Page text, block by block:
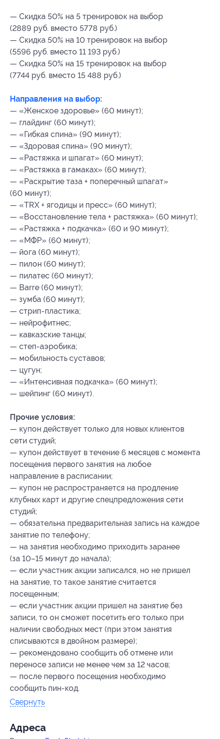
— Скидка 50% на 5 тренировок на выбор
(2889 руб. вместо 5778 руб.)
— Скидка 50% на 10 тренировок на выбор
(5596 руб. вместо 11 193 руб.)
— Скидка 50% на 15 тренировок на выбор
(7744 руб. вместо 15 488 руб.)
Направления на выбор:
— «Женское здоровье» (60 минут);
— глайдинг (60 минут);
— «Гибкая спина» (90 минут);
— «Здоровая спина» (90 минут);
— «Растяжка и шпагат» (60 минут);
— «Растяжка в гамаках» (60 минут);
— «Раскрытие таза + поперечный шпагат»
(60 минут);
— «TRX + ягодицы и пресс» (60 минут);
— «Восстановление тела + растяжка» (60 минут);
— «Растяжка + подкачка» (60 и 90 минут);
— «МФР» (60 минут);
— йога (60 минут);
— пилон (60 минут);
— пилатес (60 минут);
— Barre (60 минут);
— зумба (60 минут);
— стрип-пластика;
— нейрофитнес;
— кавказские танцы;
— степ-аэробика;
— мобильность суставов;
— цугун;
— «Интенсивная подкачка» (60 минут);
— шейпинг (60 минут).
Прочие условия:
— купон действует только для новых клиентов
сети студий;
— купон действует в течение 6 месяцев с момента
посещения первого занятия на любое
направление в расписании;
— купон не распространяется на продление
клубных карт и другие спецпредложения сети
студий;
— обязательна предварительная запись на каждое
занятие по телефону;
— на занятия необходимо приходить заранее
(за 10–15 минут до начала);
— если участник акции записался, но не пришел
на занятие, то такое занятие считается
посещенным;
— если участник акции пришел на занятие без
записи, то он сможет посетить его только при
наличии свободных мест (при этом занятия
списываются в двойном размере);
— рекомендовано сообщить об отмене или
переносе записи не менее чем за 12 часов;
— после первого посещения необходимо
сообщить пин-код.
Свернуть
Адресa